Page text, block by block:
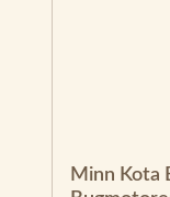
Minn Kota